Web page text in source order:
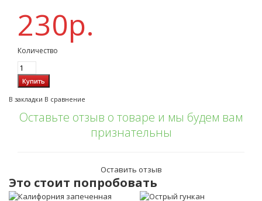
230р.
Количество
В закладки В сравнение
Оставьте отзыв о товаре и мы будем вам
признательны
Оставить отзыв
Это стоит попробовать